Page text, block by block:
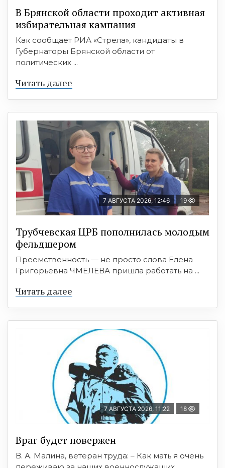
В Брянской области проходит активная
избирательная кампания
Как сообщает РИА «Стрела», кандидаты в
Губернаторы Брянской области от
политических ...
Читать далее
7 АВГУСТА 2026, 12:46 19
Трубчевская ЦРБ пополнилась молодым
фельдшером
Преемственность — не просто слова Елена
Григорьевна ЧМЕЛЕВА пришла работать на ...
Читать далее
7 АВГУСТА 2026, 11:22 18
Враг будет повержен
В. А. Малина, ветеран труда: – Как мать я очень